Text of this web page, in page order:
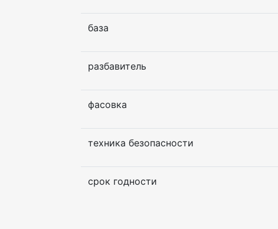
база
разбавитель
фасовка
техника безопасности
срок годности